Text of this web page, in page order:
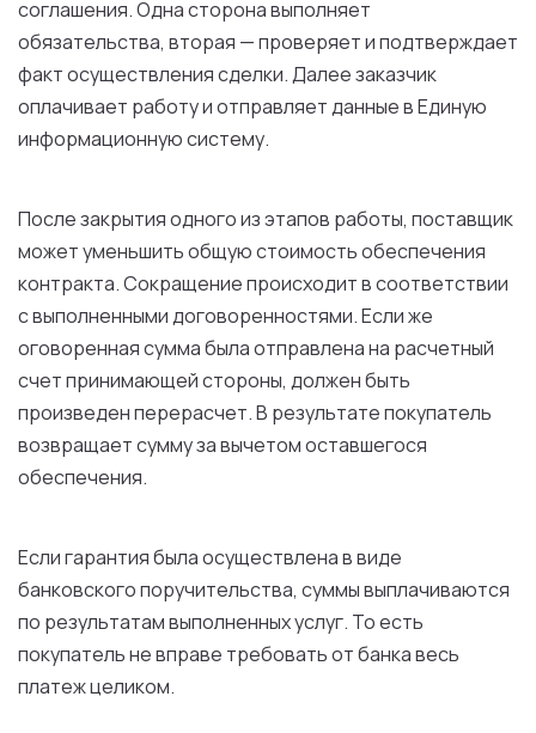
соглашения.Однасторона выполняет
обязательства, вторая — проверяетиподтверждает
фактосуществлениясделки. Далеезаказчик
оплачивает работуиотправляетданныевЕдиную
информационнуюсистему.
Послезакрытияодногоизэтапов работы, поставщик
можетуменьшитьобщуюстоимостьобеспечения
контракта. Сокращение происходитвсоответствии
свыполненнымидоговоренностями.Еслиже
оговоренная суммабылаотправленана расчетный
счетпринимающей стороны, долженбыть
произведен перерасчет.В результатепокупатель
возвращает суммузавычетом оставшегося
обеспечения.
Еслигарантиябылаосуществленаввиде
банковского поручительства, суммы выплачиваются
по результатамвыполненныхуслуг. Тоесть
покупательневправе требоватьотбанкавесь
платеж целиком.